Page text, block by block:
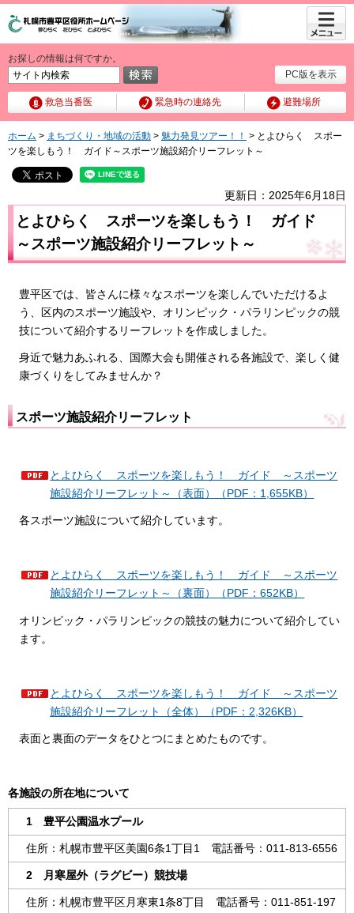
PC版を表示
お探しの情報は何ですか。
救急当番医 緊急時の連絡先 避難場所
メニュ
ー
ホーム > まちづくり・地域の活動 > 魅力発見ツアー！！ > とよひらく スポー
ツを楽しもう！ ガイド～スポーツ施設紹介リーフレット～
更新日：2025年6月18日
とよひらく スポーツを楽しもう！ ガイド
～スポーツ施設紹介リーフレット～
豊平区では、皆さんに様々なスポーツを楽しんでいただけるよ
う、区内のスポーツ施設や、オリンピック・パラリンピックの競
技について紹介するリーフレットを作成しました。
身近で魅力あふれる、国際大会も開催される各施設で、楽しく健
康づくりをしてみませんか？
スポーツ施設紹介リーフレット
とよひらく スポーツを楽しもう！ ガイド ～スポーツ
施設紹介リーフレット～（表面）（PDF：1,655KB）
各スポーツ施設について紹介しています。
とよひらく スポーツを楽しもう！ ガイド ～スポーツ
施設紹介リーフレット～（裏面）（PDF：652KB）
オリンピック・パラリンピックの競技の魅力について紹介してい
ます。
とよひらく スポーツを楽しもう！ ガイド ～スポーツ
施設紹介リーフレット（全体）（PDF：2,326KB）
表面と裏面のデータをひとつにまとめたものです。
各施設の所在地について
1 豊平公園温水プール
住所：札幌市豊平区美園6条1丁目1 電話番号：011-813-6556
2 月寒屋外（ラグビー）競技場
住所：札幌市豊平区月寒東1条8丁目 電話番号：011-851-197